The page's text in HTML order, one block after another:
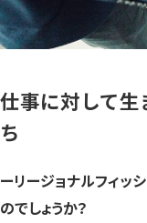
仕事に対して
ち
ーリージョナルフィッ
のでしょうか？